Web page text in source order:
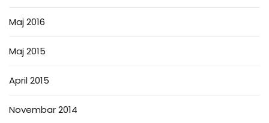
Maj 2016
Maj 2015
April 2015
Novembar 2014